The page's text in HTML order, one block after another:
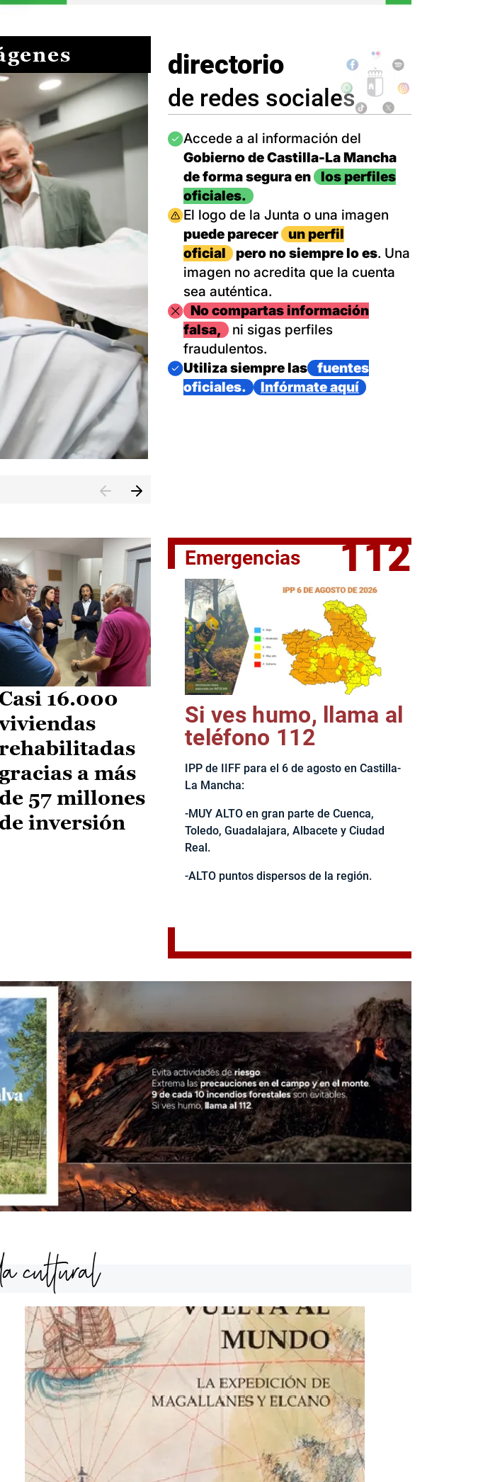
El jefe del Ejecutivo castellanomanchego, Emiliano García-
directorio
de redes sociales
Imagen
Accede a al información del
Gobierno de Castilla-La Mancha
de forma segura en
los perfiles
oficiales.
Imagen
El logo de la Junta o una imagen
puede parecer
un perfil
oficial
pero no siempre lo es. Una
imagen no acredita que la cuenta
sea auténtica.
ImagenNo compartas información
falsa,
ni sigas perfiles
fraudulentos.
Imagen
Utiliza siempre las
fuentes
oficiales.
Infórmate aquí
Casi 16.000
gracias a más
de 57 millones
de inversión
Emergencias 112
Si ves humo, llama al
teléfono 112
IPP de IIFF para el 6 de agosto en Castilla-
La Mancha:
-MUY ALTO en gran parte de Cuenca,
Toledo, Guadalajara, Albacete y Ciudad
Real.
-ALTO puntos dispersos de la región.
cultural